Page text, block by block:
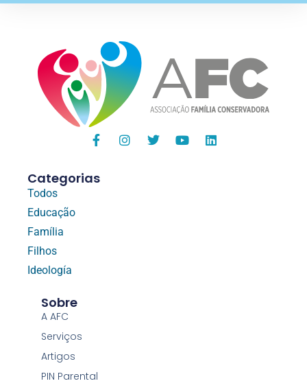
Categorias
Todos
Educação
Família
Filhos
Ideología
Sobre
A AFC
Serviços
Artigos
PIN Parental